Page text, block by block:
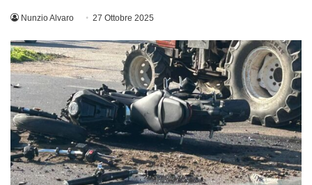
Nunzio Alvaro 27 Ottobre 2025